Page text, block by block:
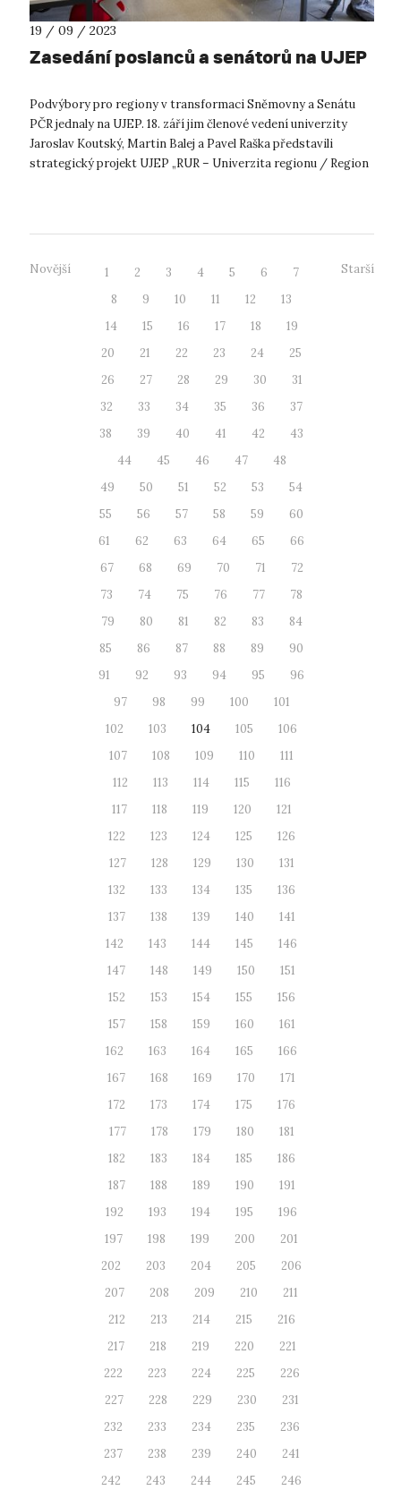
19 / 09 / 2023
Zasedání poslanců a senátorů na UJEP
Podvýbory pro regiony v transformaci Sněmovny a Senátu
PČR jednaly na UJEP. 18. září jim členové vedení univerzity
Jaroslav Koutský, Martin Balej a Pavel Raška představili
strategický projekt UJEP „RUR – Univerzita regionu / Region
Novější 1 2 3 4 5 6
7
8
9 10 11 12
13
14
15 16 17 18
19
20
21 22 23 24
25
26
27 28 29 30
31
32
33 34 35 36
37
38
39 40 41 42
43
44
45 46 47
48
49
50 51 52 53
54
55
56 57 58 59
60
61
62 63 64 65
66
67
68 69 70 71
72
73
74 75 76 77
78
79
80 81 82 83
84
85
86 87 88 89
90
91
92 93 94 95
96
97
98 99 100
101
102
103 104 105
106
107
108 109 110
111
112
113 114 115
116
117
118 119 120
121
122
123 124 125
126
127
128 129 130
131
132
133 134 135
136
137
138 139 140
141
142
143 144 145
146
147
148 149 150
151
152
153 154 155
156
157
158 159 160
161
162
163 164 165
166
167
168 169 170
171
172
173 174 175
176
177
178 179 180
181
182
183 184 185
186
187
188 189 190
191
192
193 194 195
196
197
198 199 200
201
202
203 204 205
206
207
208 209 210
211
212
213 214 215
216
217
218 219 220
221
222
223 224 225
226
227
228 229 230
231
232
233 234 235
236
237
238 239 240
241
242
243 244 245
246
Starší